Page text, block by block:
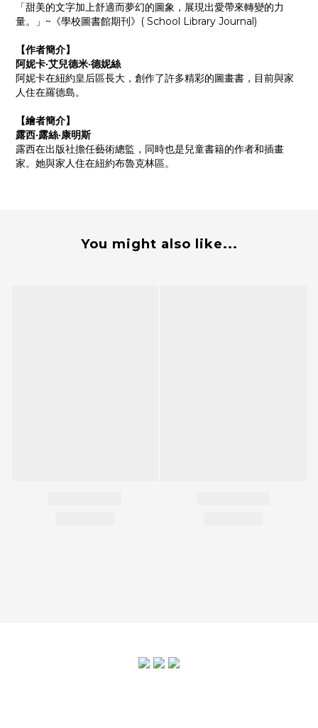
「甜美的文字加上舒適而夢幻的圖象，展現出愛帶來轉變的力
量。」~《學校圖書館期刊》( School Library Journal)
【作者簡介】
阿妮卡‧艾兒德米‧德妮絲
阿妮卡在紐約皇后區長大，創作了許多精彩的圖畫書，目前與家
人住在羅德島。
【繪者簡介】
露西‧露絲‧康明斯
露西在出版社擔任藝術總監，同時也是兒童書籍的作者和插畫
家。她與家人住在紐約布魯克林區。
You might also like...